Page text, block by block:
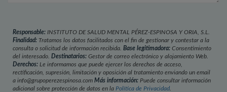
Responsable: INSTITUTO DE SALUD MENTAL PÉREZ-ESPINOSA Y ORIA, S.L.
Finalidad: Tratamos los datos facilitados con el fin de gestionar y contestar a la
consulta o solicitud de información recibida. Base legitimadora: Consentimiento
del interesado. Destinatarios: Gestor de correo electrónico y alojamiento Web.
Derechos: Le informamos que puede ejercer los derechos de acceso,
rectificación, supresión, limitación y oposición al tratamiento enviando un email
a info@grupoperezespinosa.com Más información: Puede consultar información
adicional sobre protección de datos en la Política de Privacidad